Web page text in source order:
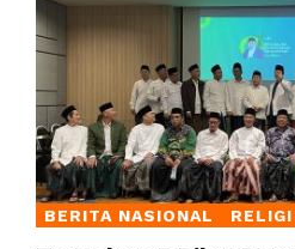
BERITA NASIONAL RELIGI